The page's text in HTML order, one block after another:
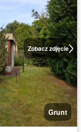
Zobacz zdjęcie
Grunt